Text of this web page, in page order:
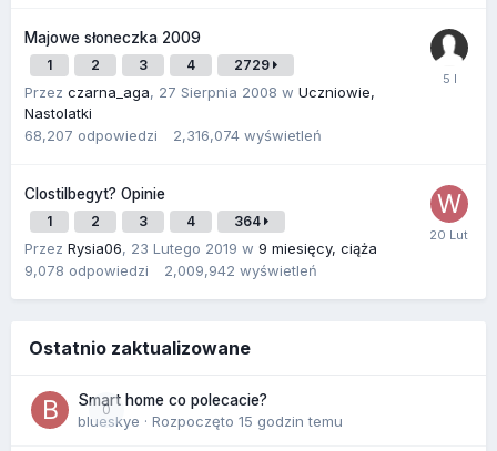
Majowe słoneczka 2009
1 2 3 4 2729
Przez czarna_aga, 27 Sierpnia 2008 w Uczniowie,
Nastolatki
68,207 odpowiedzi 2,316,074 wyświetleń
Clostilbegyt? Opinie
1 2 3 4 364
Przez Rysia06, 23 Lutego 2019 w 9 miesięcy, ciąża
9,078 odpowiedzi 2,009,942 wyświetleń
Ostatnio zaktualizowane
0
Smart home co polecacie?
blueskye · Rozpoczęto 15 godzin temu